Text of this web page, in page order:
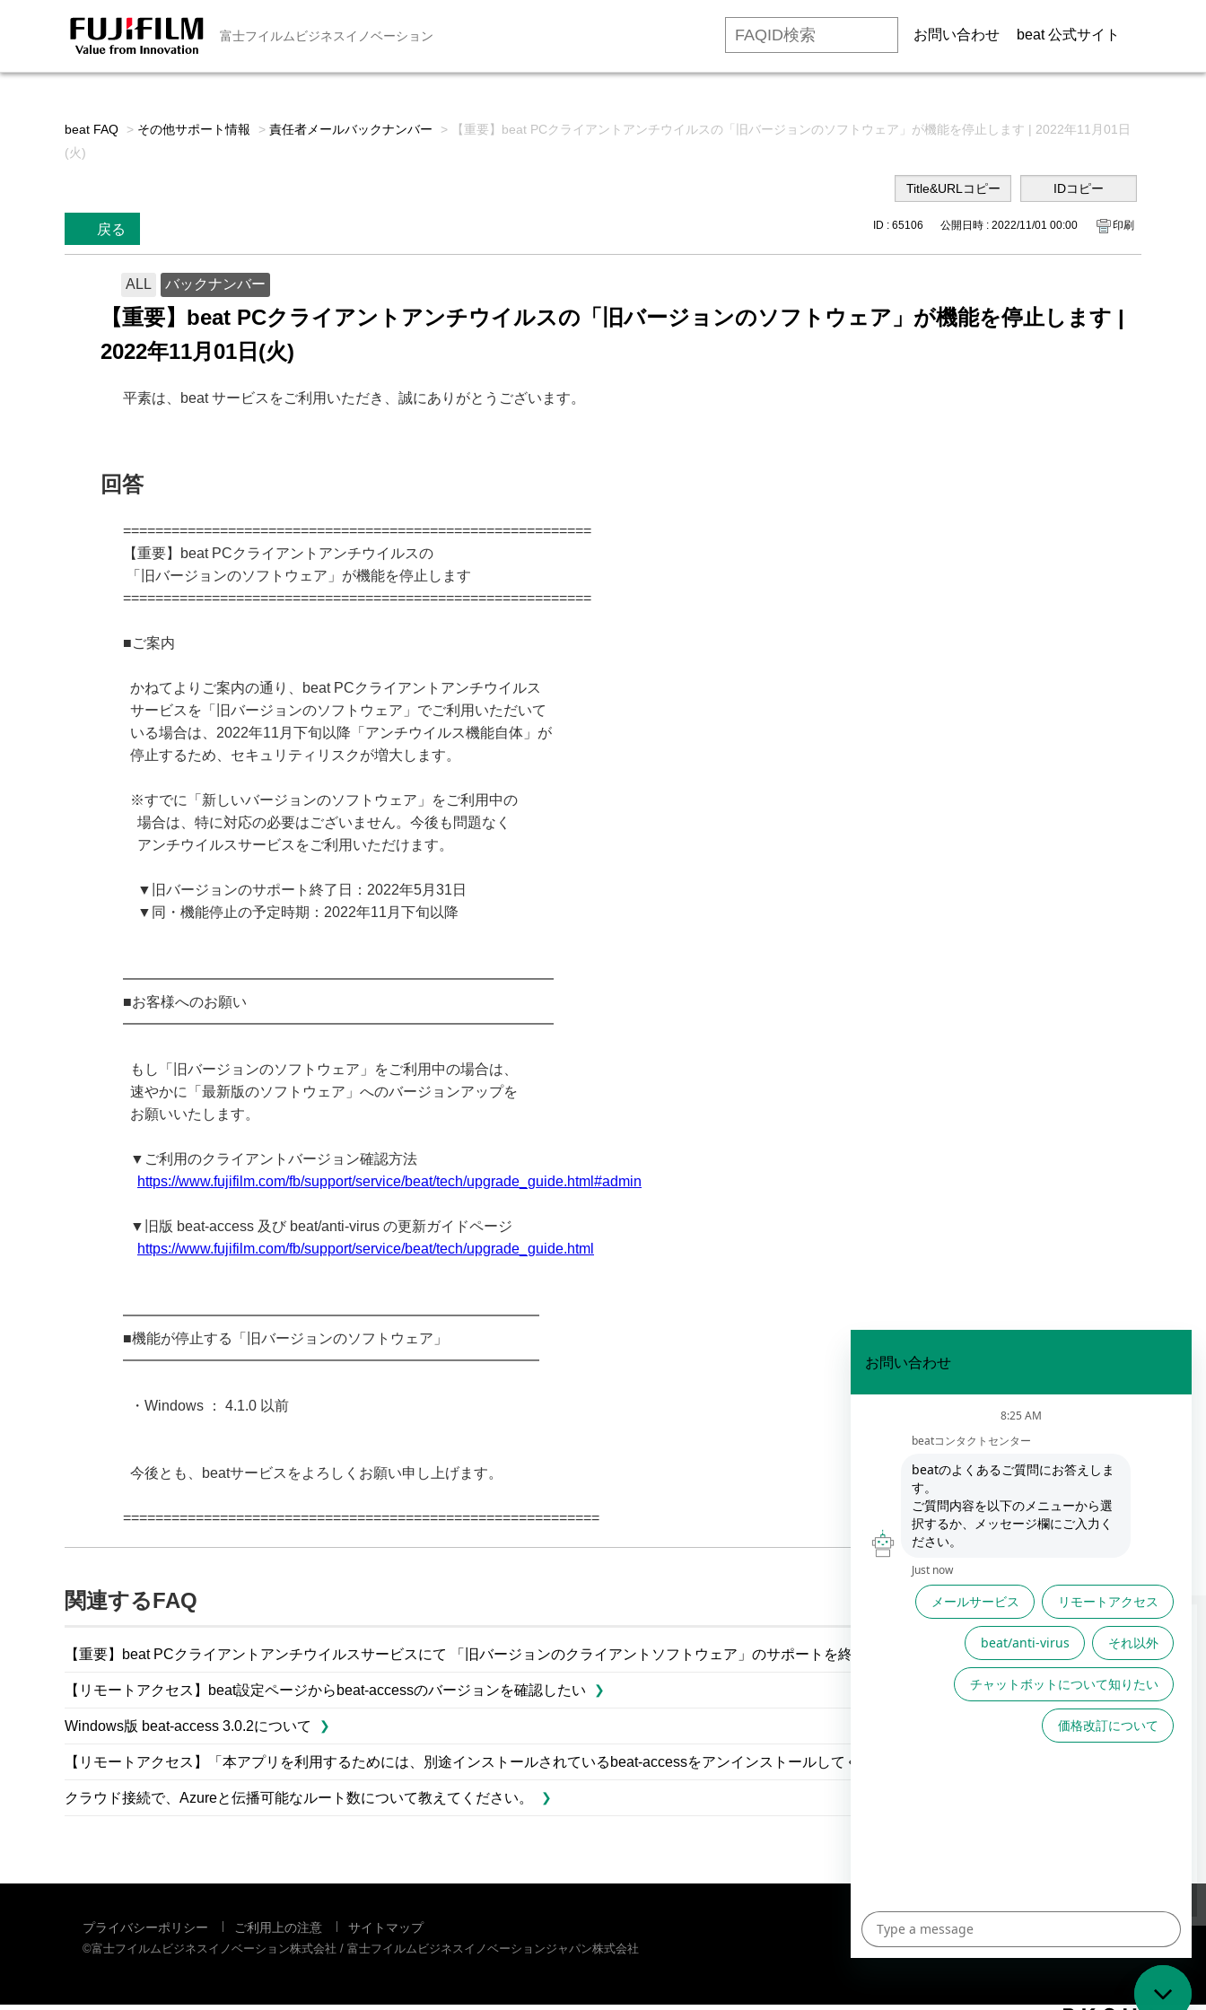
富士フイルムビジネスイノベーション お問い合わせ beat 公式サイト
beat FAQ > その他サポート情報 > 責任者メールバックナンバー >
【重要】beat PCクライアントアンチウイルスの「旧バージョンのソフトウェア」が機能を停止します | 2022年11月01日
(火)
戻る ID : 65106 公開日時 : 2022/11/01 00:00 印刷
ALL バックナンバー
【重要】beat PCクライアントアンチウイルスの「旧バージョンのソフトウェア」が機能を停止します |
2022年11月01日(火)
平素は、beat サービスをご利用いただき、誠にありがとうございます。
回答
==========================================================
【重要】beat PCクライアントアンチウイルスの
「旧バージョンのソフトウェア」が機能を停止します
==========================================================
■ご案内
かねてよりご案内の通り、beat PCクライアントアンチウイルス
サービスを「旧バージョンのソフトウェア」でご利用いただいて
いる場合は、2022年11月下旬以降「アンチウイルス機能自体」が
停止するため、セキュリティリスクが増大します。
※すでに「新しいバージョンのソフトウェア」をご利用中の
場合は、特に対応の必要はございません。今後も問題なく
アンチウイルスサービスをご利用いただけます。
▼旧バージョンのサポート終了日：2022年5月31日
▼同・機能停止の予定時期：2022年11月下旬以降
━━━━━━━━━━━━━━━━━━━━━━━━━━━━━━
■お客様へのお願い
━━━━━━━━━━━━━━━━━━━━━━━━━━━━━━
もし「旧バージョンのソフトウェア」をご利用中の場合は、
速やかに「最新版のソフトウェア」へのバージョンアップを
お願いいたします。
▼ご利用のクライアントバージョン確認方法
https://www.fujifilm.com/fb/support/service/beat/tech/upgrade_guide.html#admin
▼旧版 beat-access 及び beat/anti-virus の更新ガイドページ
https://www.fujifilm.com/fb/support/service/beat/tech/upgrade_guide.html
━━━━━━━━━━━━━━━━━━━━━━━━━━━━━
■機能が停止する「旧バージョンのソフトウェア」
━━━━━━━━━━━━━━━━━━━━━━━━━━━━━
・Windows ： 4.1.0 以前
今後とも、beatサービスをよろしくお願い申し上げます。
===========================================================
関連するFAQ
【重要】beat PCクライアントアンチウイルスサービスにて 「旧バージョンのクライアントソフトウェア」のサポートを終了しました| 2022年06月02日(木)
【リモートアクセス】beat設定ページからbeat-accessのバージョンを確認したい
Windows版 beat-access 3.0.2について
【リモートアクセス】「本アプリを利用するためには、別途インストールされているbeat-accessをアンインストールしてください」と表示されました
クラウド接続で、Azureと伝播可能なルート数について教えてください。
FAQは役に立ちましたか？
プライバシーポリシー ご利用上の注意 サイトマップ
©富士フイルムビジネスイノベーション株式会社 / 富士フイルムビジネスイノベーションジャパン株式会社